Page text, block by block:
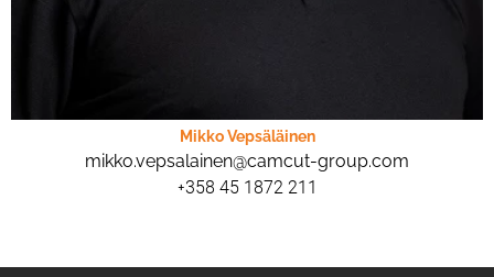
Mikko Vepsäläinen
mikko.vepsalainen@camcut-group.com
+358 45 1872 211